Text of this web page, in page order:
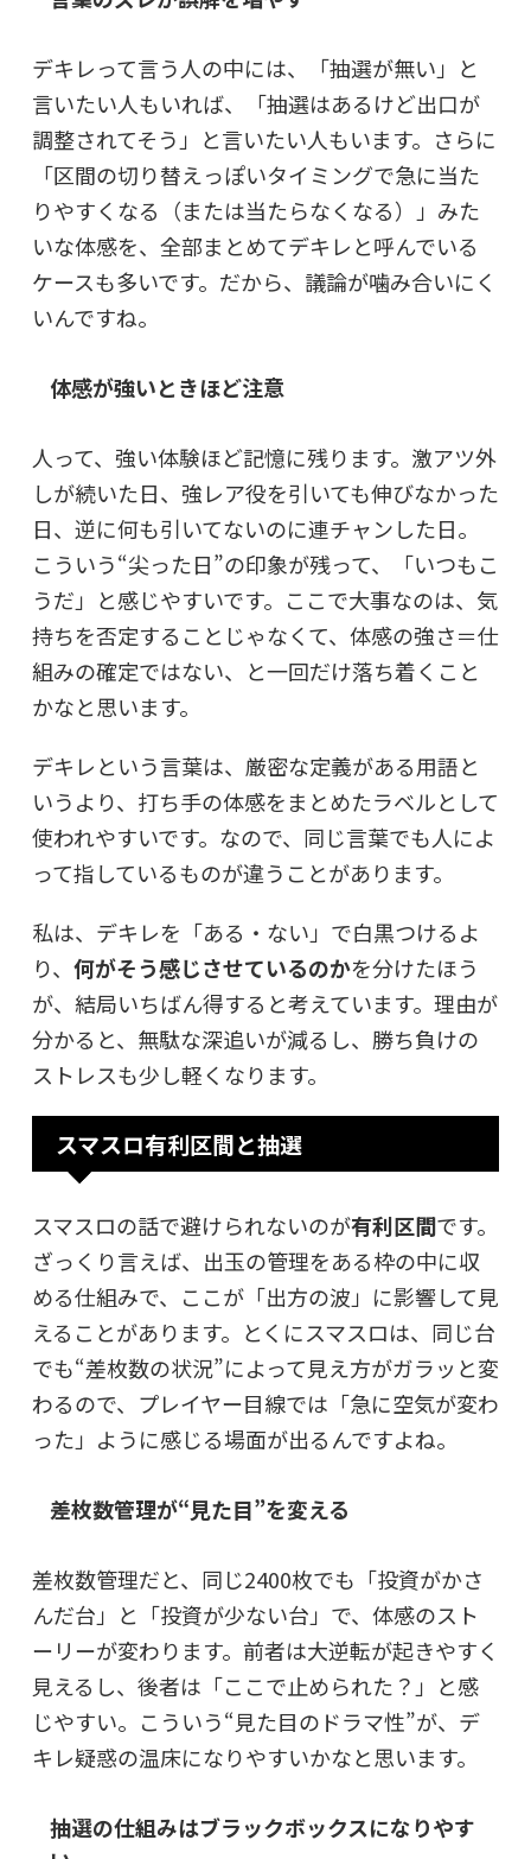
デキレって言う人の中には、「抽選が無い」と
言いたい人もいれば、「抽選はあるけど出口が
調整されてそう」と言いたい人もいます。さらに
「区間の切り替えっぽいタイミングで急に当た
りやすくなる（または当たらなくなる）」みた
いな体感を、全部まとめてデキレと呼んでいる
ケースも多いです。だから、議論が噛み合いにく
いんですね。
体感が強いときほど注意
人って、強い体験ほど記憶に残ります。激アツ外
しが続いた日、強レア役を引いても伸びなかった
日、逆に何も引いてないのに連チャンした日。
こういう“尖った日”の印象が残って、「いつもこ
うだ」と感じやすいです。ここで大事なのは、気
持ちを否定することじゃなくて、 体感の強さ＝仕
組みの確定ではない、と一回だけ落ち着くこと
かなと思います。
デキレという言葉は、厳密な定義がある用語と
いうより、 打ち手の体感をまとめたラベルとして
使われやすいです。なので、同じ言葉でも人によ
って指しているものが違うことがあります。
私は、デキレを「ある・ない」で白黒つけるよ
り、 何がそう感じさせているのかを分けたほう
が、結局いちばん得すると考えています。理由が
分かると、無駄な深追いが減るし、勝ち負けの
ストレスも少し軽くなります。
スマスロ有利区間と抽選
スマスロの話で避けられないのが有利区間です。
ざっくり言えば、出玉の管理をある枠の中に収
める仕組みで、ここが「出方の波」に影響して見
えることがあります。とくにスマスロは、同じ台
でも“差枚数の状況”によって見え方がガラッと変
わるので、プレイヤー目線では「急に空気が変わ
った」ように感じる場面が出るんですよね。
差枚数管理が“見た目”を変える
差枚数管理だと、同じ2400枚でも「投資がかさ
んだ台」と「投資が少ない台」で、体感のスト
ーリーが変わります。前者は大逆転が起きやすく
見えるし、後者は「ここで止められた？」と感
じやすい。こういう“見た目のドラマ性”が、デ
キレ疑惑の温床になりやすいかなと思います。
抽選の仕組みはブラックボックスになりやす